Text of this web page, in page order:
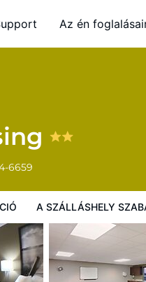
Az én
6659
A SZÁLLÁSHELY